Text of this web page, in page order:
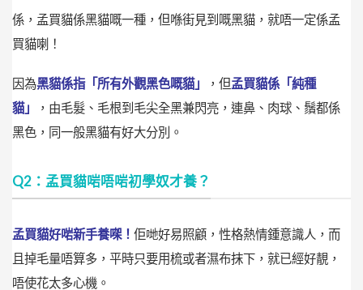
係，孟買貓係黑貓嘅一種，但喺街見到嘅黑貓，就唔一定係孟
買貓喇！
因為黑貓係指「所有外觀黑色嘅貓」 ，但孟買貓係「純種
貓」
，由毛髮、毛根到毛尖全黑兼閃亮，連鼻、肉球、鬚都係
黑色，同一般黑貓有好大分別。
Q2：孟買貓啱唔啱初學奴才養？
孟買貓好啱新手養㗎！ 佢哋好易照顧，性格熱情鍾意識人，而
且掉毛量唔算多，平時只要用梳或者濕布抹下，就已經好靚，
唔使花太多心機。